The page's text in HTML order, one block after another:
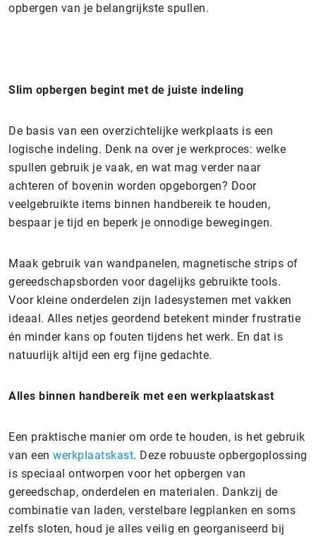
opbergen van je belangrijkste spullen.
Slim opbergen begint met de juiste indeling
De basis van een overzichtelijke werkplaats is een
logische indeling. Denk na over je werkproces: welke
spullen gebruik je vaak, en wat mag verder naar
achteren of bovenin worden opgeborgen? Door
veelgebruikte items binnen handbereik te houden,
bespaar je tijd en beperk je onnodige bewegingen.
Maak gebruik van wandpanelen, magnetische strips of
gereedschapsborden voor dagelijks gebruikte tools.
Voor kleine onderdelen zijn ladesystemen met vakken
ideaal. Alles netjes geordend betekent minder frustratie
én minder kans op fouten tijdens het werk. En dat is
natuurlijk altijd een erg fijne gedachte.
Alles binnen handbereik met een werkplaatskast
Een praktische manier om orde te houden, is het gebruik
van een werkplaatskast. Deze robuuste opbergoplossing
is speciaal ontworpen voor het opbergen van
gereedschap, onderdelen en materialen. Dankzij de
combinatie van laden, verstelbare legplanken en soms
zelfs sloten, houd je alles veilig en georganiseerd bij